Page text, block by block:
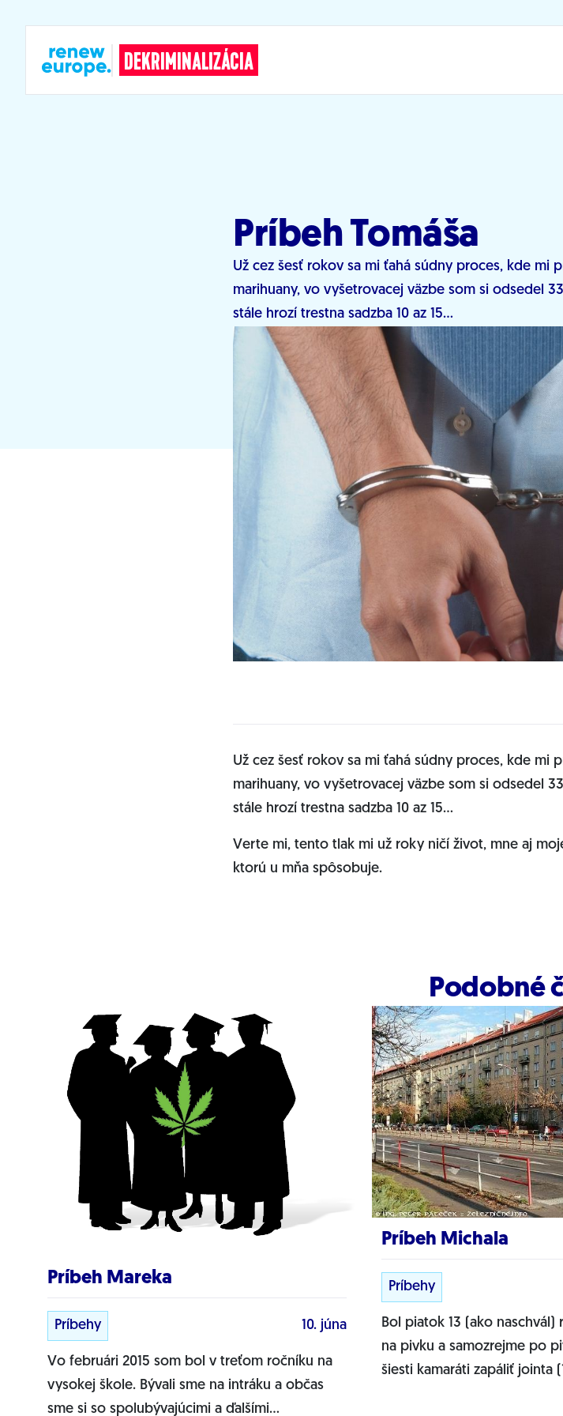
DEKRIMINALIZÁCIA
Príbeh Tomáša
Už cez šesť rokov sa mi ťahá súdny proces, kde mi
marihuany, vo vyšetrovacej väzbe som si odsedel
stále hrozí trestna sadzba 10 az 15...
Už cez šesť rokov sa mi ťahá súdny proces, kde mi
marihuany, vo vyšetrovacej väzbe som si odsedel
stále hrozí trestna sadzba 10 az 15…
Verte mi, tento tlak mi už roky ničí život, mne aj
ktorú u mňa spôsobuje.
Podobné
Príbeh Mareka
Príbehy 10. júna
Vo februári 2015 som bol v treťom ročníku na
vysokej škole. Bývali sme na intráku a občas
sme si so spolubývajúcimi a ďalšími
Príbeh Michala
Príbehy
Bol piatok 13 (ako naschvál)
na pivku a samozrejme po
šiesti kamaráti zapáliť jointa